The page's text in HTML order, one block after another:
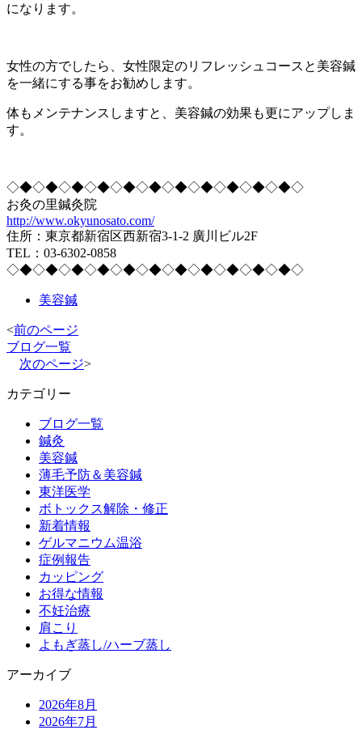
になります。
女性の方でしたら、女性限定のリフレッシュコースと美容鍼
を一緒にする事をお勧めします。
体もメンテナンスしますと、美容鍼の効果も更にアップしま
す。
◇◆◇◆◇◆◇◆◇◆◇◆◇◆◇◆◇◆◇◆◇◆◇
お灸の里鍼灸院
http://www.okyunosato.com/
住所：東京都新宿区西新宿3-1-2 廣川ビル2F
TEL：03-6302-0858
◇◆◇◆◇◆◇◆◇◆◇◆◇◆◇◆◇◆◇◆◇◆◇
美容鍼
<前のページ
ブログ一覧
次のページ>
カテゴリー
ブログ一覧
鍼灸
美容鍼
薄毛予防＆美容鍼
東洋医学
ボトックス解除・修正
新着情報
ゲルマニウム温浴
症例報告
カッピング
お得な情報
不妊治療
肩こり
よもぎ蒸し/ハーブ蒸し
アーカイブ
2026年8月
2026年7月